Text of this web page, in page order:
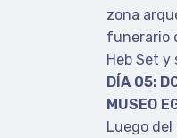
zona
funerario
Heb Set y
DÍA 05:
MUSEO
Luego del